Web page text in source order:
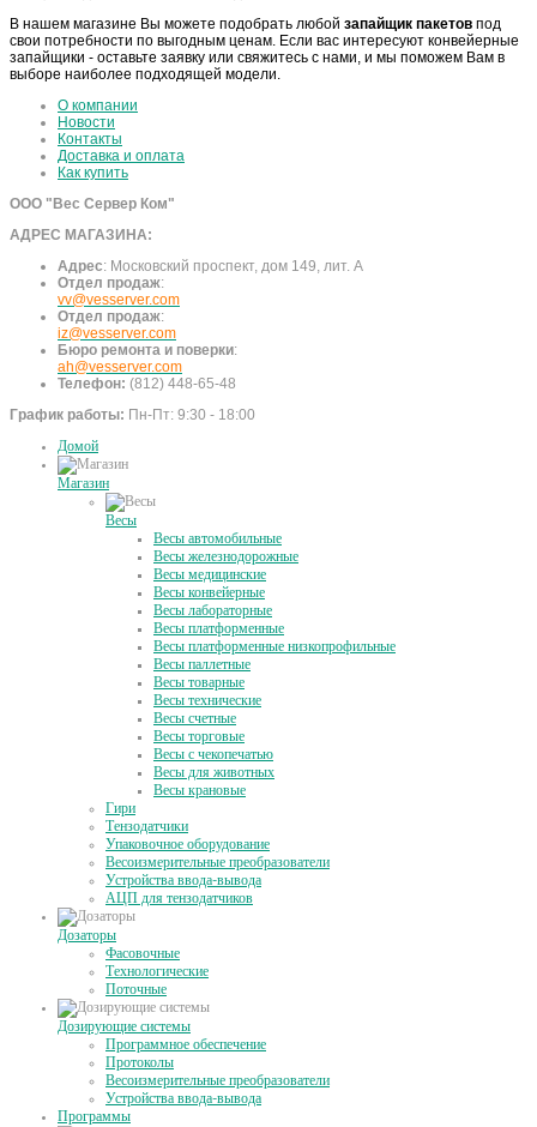
В нашем магазине Вы можете подобрать любой запайщик пакетов под
свои потребности по выгодным ценам. Если вас интересуют конвейерные
запайщики - оставьте заявку или свяжитесь с нами, и мы поможем Вам в
выборе наиболее подходящей модели.
О компании
Новости
Контакты
Доставка и оплата
Как купить
ООО "Вес Сервер Ком"
АДРЕС МАГАЗИНА:
Адрес: Московский проспект, дом 149, лит. А
Отдел продаж:
vv@vesserver.com
Отдел продаж:
iz@vesserver.com
Бюро ремонта и поверки:
ah@vesserver.com
Телефон: (812) 448-65-48
График работы: Пн-Пт: 9:30 - 18:00
Домой
Магазин
Весы
Весы автомобильные
Весы железнодорожные
Весы медицинские
Весы конвейерные
Весы лабораторные
Весы платформенные
Весы платформенные низкопрофильные
Весы паллетные
Весы товарные
Весы технические
Весы счетные
Весы торговые
Весы с чекопечатью
Весы для животных
Весы крановые
Гири
Тензодатчики
Упаковочное оборудование
Весоизмерительные преобразователи
Устройства ввода-вывода
АЦП для тензодатчиков
Дозаторы
Фасовочные
Технологические
Поточные
Дозирующие системы
Программное обеспечение
Протоколы
Весоизмерительные преобразователи
Устройства ввода-вывода
Программы